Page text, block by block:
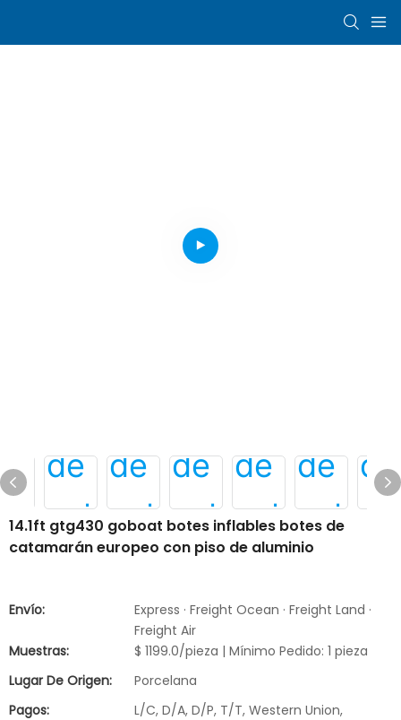
14.1ft gtg430 goboat botes inflables botes de
catamarán europeo con piso de aluminio
Envío:
Express · Freight Ocean · Freight Land ·
Freight Air
Muestras:
$ 1199.0/pieza | Mínimo Pedido: 1 pieza
Lugar De Origen:
Porcelana
Pagos:
L/C, D/A, D/P, T/T, Western Union,